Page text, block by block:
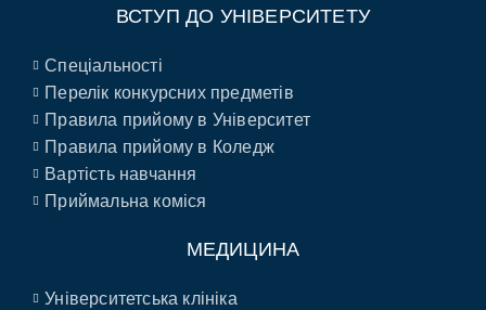
ВСТУП ДО УНІВЕРСИТЕТУ
Спеціальності
Перелік конкурсних предметів
Правила прийому в Університет
Правила прийому в Коледж
Вартість навчання
Приймальна коміся
МЕДИЦИНА
Університетська клініка